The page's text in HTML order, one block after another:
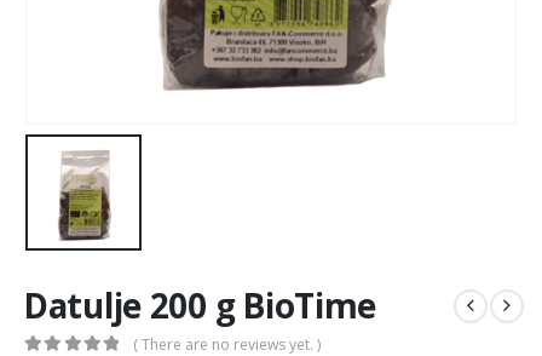
Datulje 200 g BioTime
( There are no reviews yet. )